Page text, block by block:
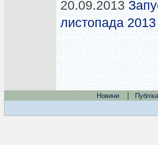
20.09.2013
листопада 2013
Новини |